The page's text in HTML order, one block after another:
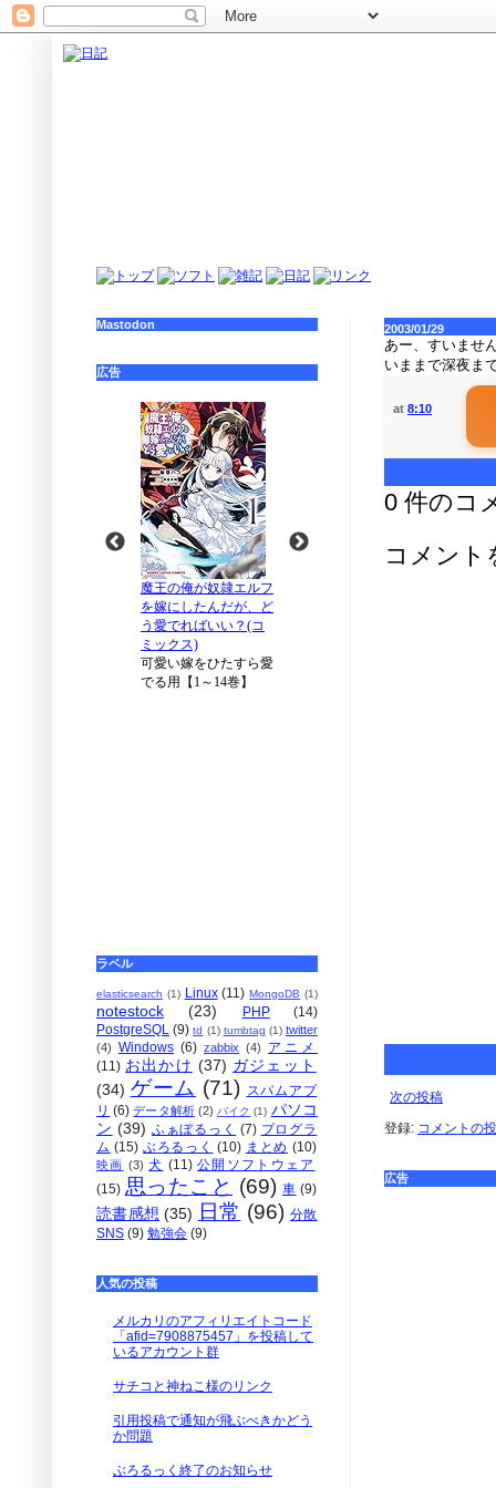
2003/01/29
あー、すいませ
いままで深夜ま
at 8:10
0 件のコ
コメント
次の投稿
登録: コメントの
広告
Mastodon
広告
ラベル
elasticsearch (1) Linux (11) MongoDB (1)
notestock (23) PHP
(14)
PostgreSQL (9) td (1) tumbtag (1) twitter
(4) Windows (6) zabbix (4)
アニメ
(11) お出かけ (37) ガジェット
(34) ゲーム (71) スパムアプ
リ (6) データ解析 (2) バイク (1) パソコ
ン (39) ふぁぼるっく (7) プログラ
ム (15) ぶろるっく (10) まとめ (10)
映画 (3) 犬 (11) 公開ソフトウェア
(15) 思ったこと (69) 車 (9)
読書感想 (35) 日常 (96) 分散
SNS (9) 勉強会 (9)
人気の投稿
メルカリのアフィリエイトコード
「afid=7908875457」を投稿して
いるアカウント群
サチコと神ねこ様のリンク
引用投稿で通知が飛ぶべきかどう
か問題
ぶろるっく終了のお知らせ